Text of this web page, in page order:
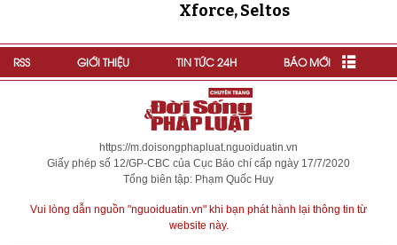
Xforce, Seltos
RSS GIỚI THIỆU TIN TỨC 24H BÁO MỚI
https://m.doisongphapluat.nguoiduatin.vn
Giấy phép số 12/GP-CBC của Cục Báo chí cấp ngày 17/7/2020
Tổng biên tập: Phạm Quốc Huy
Vui lòng dẫn nguồn "nguoiduatin.vn" khi bạn phát hành lại thông tin từ
website này.